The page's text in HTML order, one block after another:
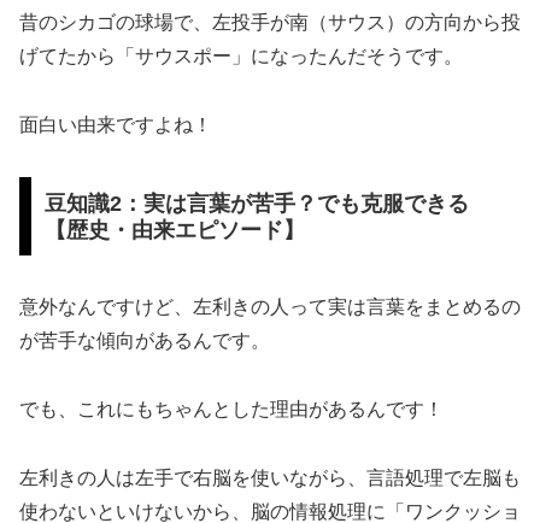
昔のシカゴの球場で、左投手が南（サウス）の方向から投
げてたから「サウスポー」になったんだそうです。
面白い由来ですよね！
豆知識2：実は言葉が苦手？でも克服できる
【歴史・由来エピソード】
意外なんですけど、左利きの人って実は言葉をまとめるの
が苦手な傾向があるんです。
でも、これにもちゃんとした理由があるんです！
左利きの人は左手で右脳を使いながら、言語処理で左脳も
使わないといけないから、脳の情報処理に「ワンクッショ